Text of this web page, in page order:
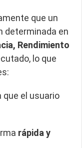
que un
determinada en
Rendimiento
lo que
que el usuario
rápida y